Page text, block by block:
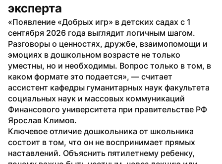
эксперта
«Появление «Добрых игр» в детских садах с 1
сентября 2026 года выглядит логичным шагом.
Разговоры о ценностях, дружбе, взаимопомощи и
эмоциях в дошкольном возрасте не только
уместны, но и необходимы. Вопрос только в том, в
каком формате это подается», — считает
ассистент кафедры гуманитарных наук факультета
социальных наук и массовых коммуникаций
Финансового университета при правительстве РФ
Ярослав Климов.
Ключевое отличие дошкольника от школьника
состоит в том, что он не воспринимает прямых
наставлений. Объяснить пятилетнему ребенку,